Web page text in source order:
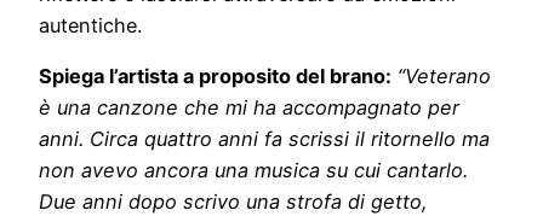
autentiche.
Spiega l’artista a proposito del brano: “Veterano
è una canzone che mi ha accompagnato per
anni. Circa quattro anni fa scrissi il ritornello ma
non avevo ancora una musica su cui cantarlo.
Due anni dopo scrivo una strofa di getto,